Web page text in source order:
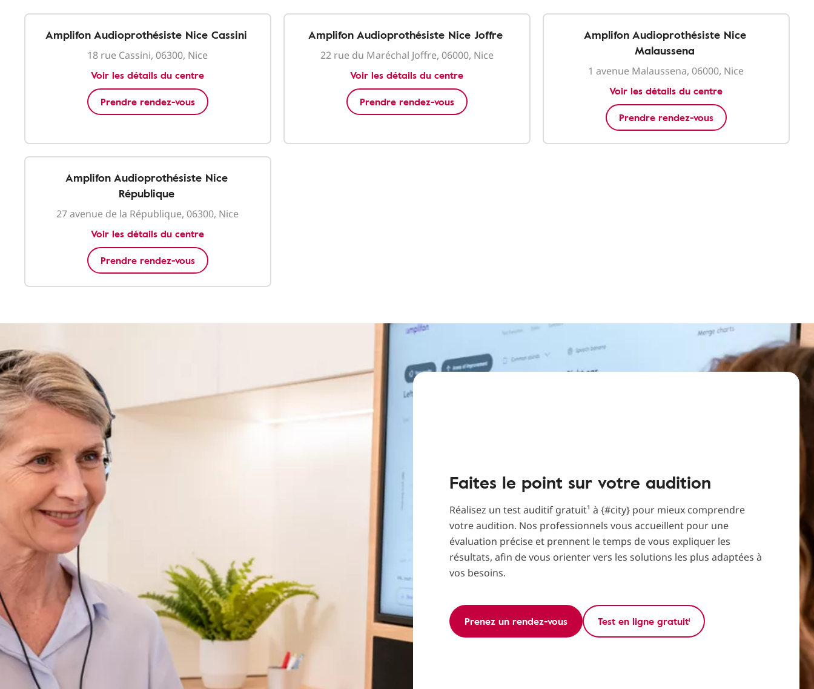
Amplifon Audioprothésiste Nice Cassini
18 rue Cassini, 06300, Nice
Voir les détails du centre
Prendre rendez-vous
Amplifon Audioprothésiste Nice Joffre
22 rue du Maréchal Joffre, 06000, Nice
Voir les détails du centre
Prendre rendez-vous
Amplifon Audioprothésiste Nice
Malaussena
1 avenue Malaussena, 06000, Nice
Voir les détails du centre
Prendre rendez-vous
Amplifon Audioprothésiste Nice
République
27 avenue de la République, 06300, Nice
Voir les détails du centre
Prendre rendez-vous
Faites le point sur votre audition
Réalisez un test auditif gratuit¹ à {#city} pour mieux comprendre
votre audition. Nos professionnels vous accueillent pour une
évaluation précise et prennent le temps de vous expliquer les
résultats, afin de vous orienter vers les solutions les plus adaptées à
vos besoins.
Prenez un rendez-vous Test en ligne gratuit¹